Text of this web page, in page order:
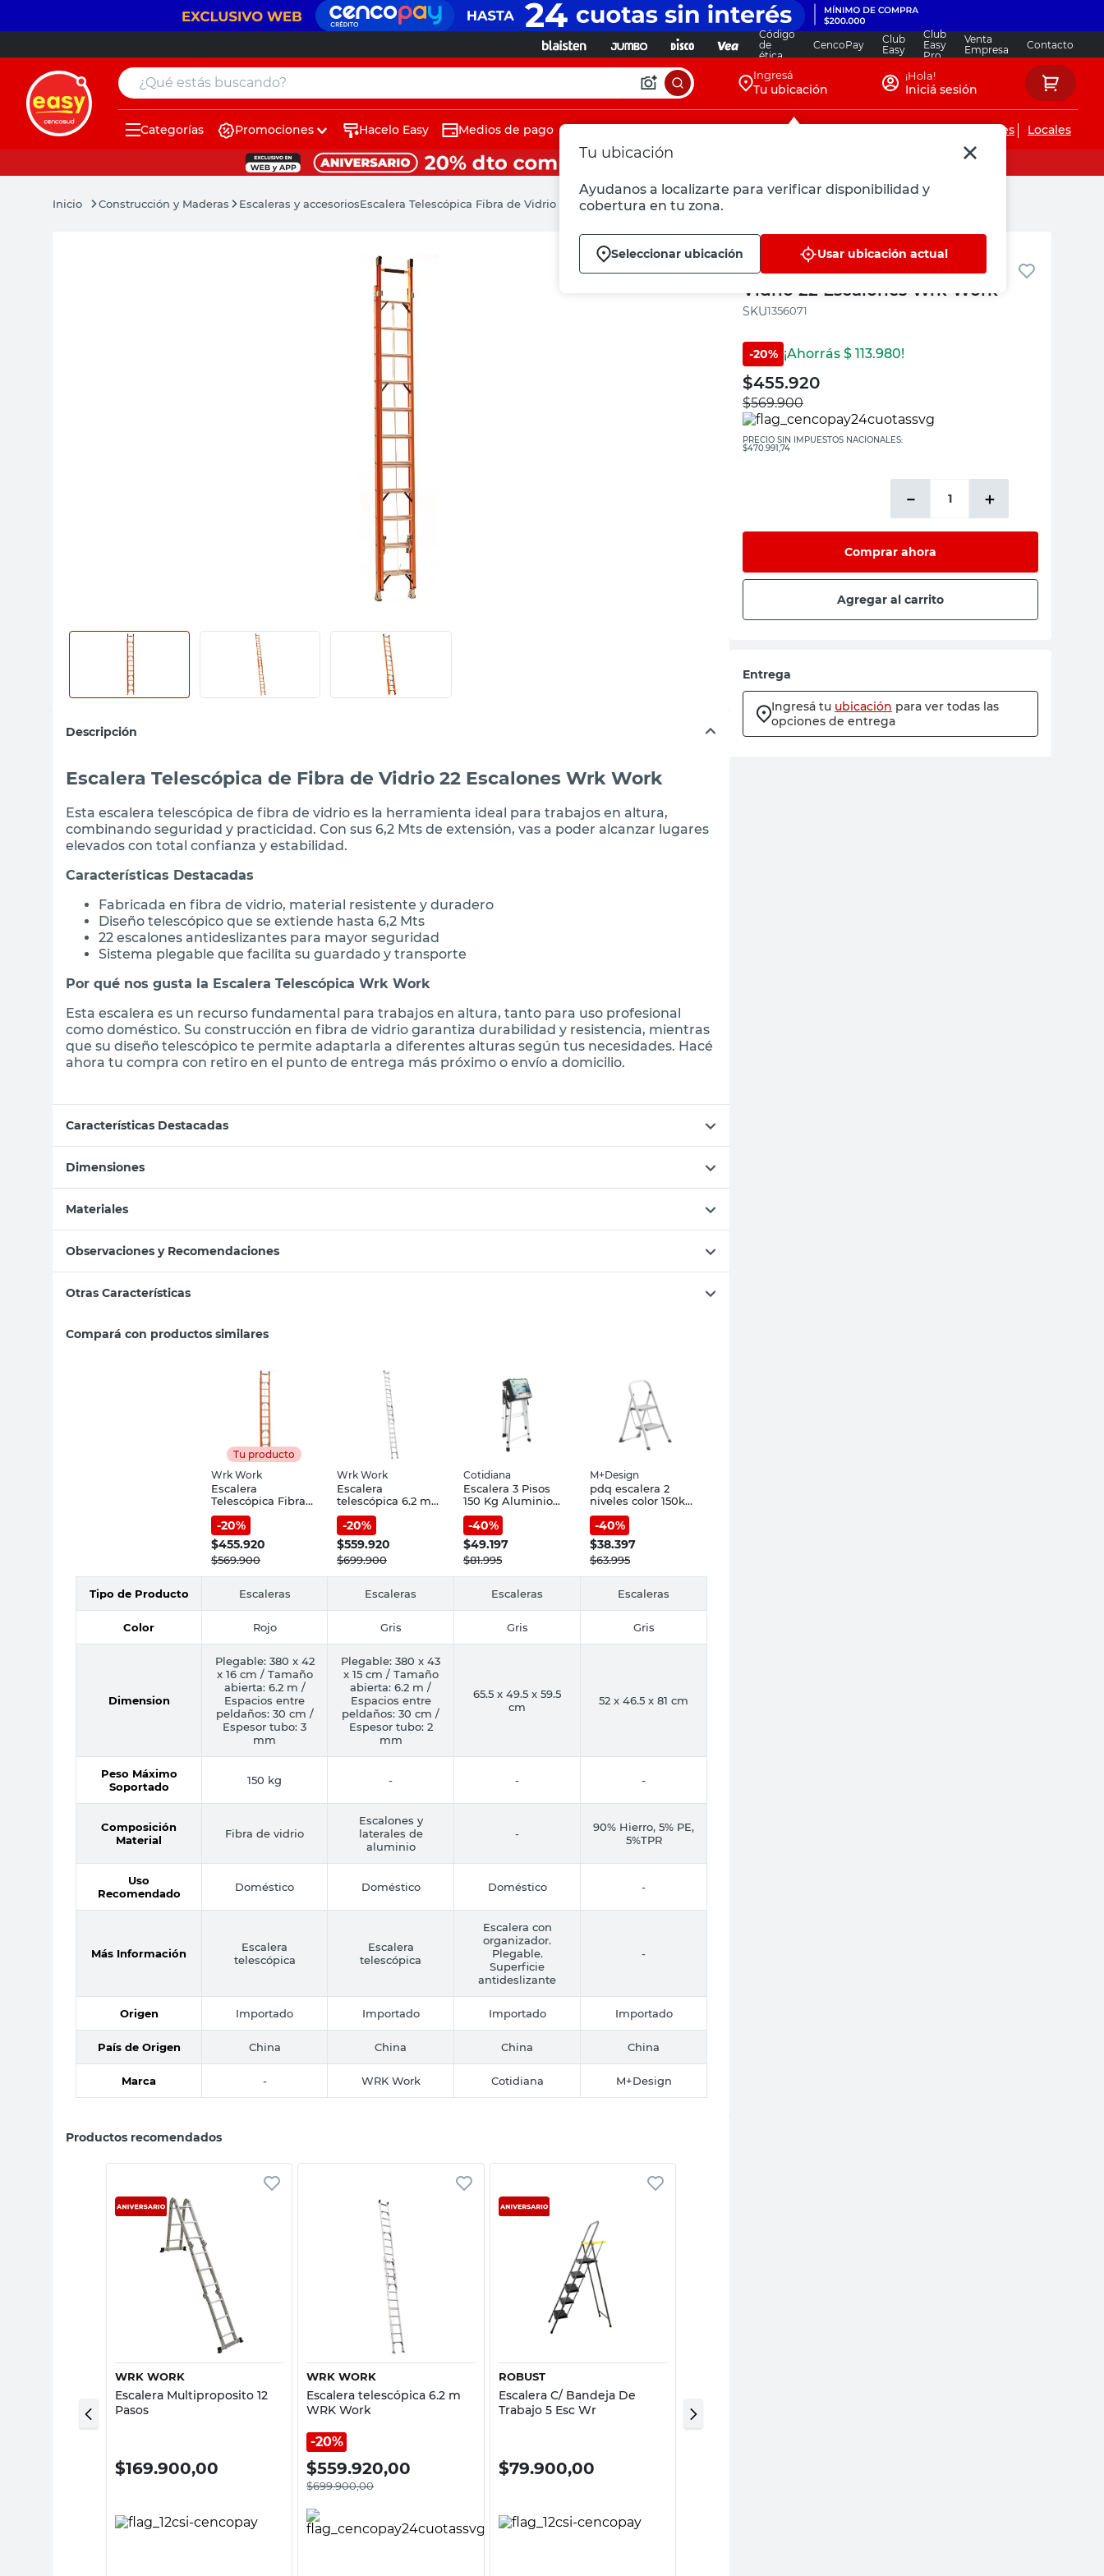
Código
de
ética
CencoPay
Club
Easy
Club
Easy
Pro
Venta
Empresa
Contacto
¿Qué estás buscando? Ingresá
Tu ubicación
Tu ubicación
Ayudanos a localizarte para verificar disponibilidad y
cobertura en tu zona.
Seleccionar ubicación Usar ubicación actual
¡Hola!
Iniciá sesión
Categorías Promociones Hacelo Easy Medios de pago Servicios de instalaciones Locales
Construcción y Maderas Escaleras y accesoriosEscalera Telescópica Fibra de Vidrio 22 Escalones Wrk Work
Descripción
Escalera Telescópica de Fibra de Vidrio 22 Escalones Wrk Work
Esta escalera telescópica de fibra de vidrio es la herramienta ideal para trabajos en altura,
combinando seguridad y practicidad. Con sus 6,2 Mts de extensión, vas a poder alcanzar lugares
elevados con total confianza y estabilidad.
Características Destacadas
Fabricada en fibra de vidrio, material resistente y duradero
Diseño telescópico que se extiende hasta 6,2 Mts
22 escalones antideslizantes para mayor seguridad
Sistema plegable que facilita su guardado y transporte
Por qué nos gusta la Escalera Telescópica Wrk Work
Esta escalera es un recurso fundamental para trabajos en altura, tanto para uso profesional
como doméstico. Su construcción en fibra de vidrio garantiza durabilidad y resistencia, mientras
que su diseño telescópico te permite adaptarla a diferentes alturas según tus necesidades. Hacé
ahora tu compra con retiro en el punto de entrega más próximo o envío a domicilio.
Características Destacadas
Dimensiones
Materiales
Observaciones y Recomendaciones
Otras Características
Compará con productos similares
Tu producto
Wrk Work
Escalera
Telescópica Fibra
de Vidrio 22
Escalones Wrk
Work
-20%
$455.920
$569.900
Wrk Work
Escalera
telescópica 6.2 m
WRK Work
-20%
$559.920
$699.900
Cotidiana
Escalera 3 Pisos
150 Kg Aluminio
Gris Cotidiana
-40%
$49.197
$81.995
M+Design
pdq escalera 2
niveles color 150kg
sb.
-40%
$38.397
$63.995
Tipo de Producto Escaleras Escaleras Escaleras Escaleras
Color Rojo Gris Gris Gris
Dimension
Plegable: 380 x 42
x 16 cm / Tamaño
abierta: 6.2 m /
Espacios entre
peldaños: 30 cm /
Espesor tubo: 3
mm
Plegable: 380 x 43
x 15 cm / Tamaño
abierta: 6.2 m /
Espacios entre
peldaños: 30 cm /
Espesor tubo: 2
mm
65.5 x 49.5 x 59.5
cm
52 x 46.5 x 81 cm
Peso Máximo
Soportado
150 kg - - -
Composición
Material
Fibra de vidrio
Escalones y
laterales de
aluminio
-
90% Hierro, 5% PE,
5%TPR
Uso
Recomendado
Doméstico Doméstico Doméstico -
Más Información
Escalera
telescópica
Escalera
telescópica
Escalera con
organizador.
Plegable.
Superficie
antideslizante
-
Origen Importado Importado Importado Importado
País de Origen China China China China
Marca - WRK Work Cotidiana M+Design
Productos recomendados
Vista rápida
WRK WORK
Escalera Multiproposito 12
Pasos
$169.900,00
Vista rápida
WRK WORK
Escalera telescópica 6.2 m
WRK Work
20%
$559.920,00
$699.900,00
Vista rápida
ROBUST
Escalera C/ Bandeja De
Trabajo 5 Esc Wr
$79.900,00
pasos be
Wrk Work
Escalera Telescópica Fibra de
Vidrio 22 Escalones Wrk Work
:1356071
-20% ¡Ahorrás $ 113.980!
$455.920
$569.900
PRECIO SIN IMPUESTOS NACIONALES:
$470.991,74
＋
－
Comprar ahora
Agregar al carrito
Entrega
Ingresá tu ubicación para ver todas las
opciones de entrega
muebles